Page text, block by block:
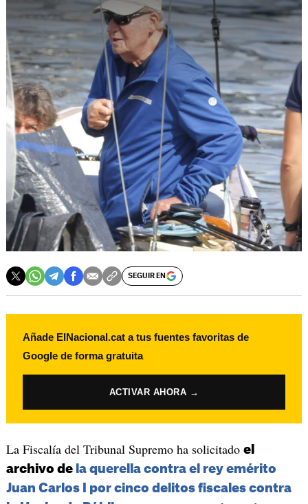
SEGUIR EN
Añade ElNacional.cat a tus fuentes favoritas de
Google de forma gratuita
ACTIVAR AHORA →
La Fiscalía del Tribunal Supremo ha solicitado el
archivo de la querella contra el rey emérito
Juan Carlos I por cinco delitos fiscales contra